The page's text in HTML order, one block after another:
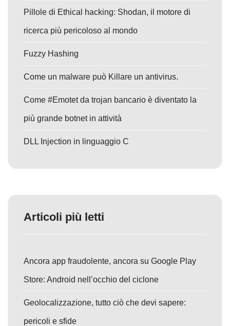
Pillole di Ethical hacking: Shodan, il motore di
ricerca più pericoloso al mondo
Fuzzy Hashing
Come un malware può Killare un antivirus.
Come #Emotet da trojan bancario è diventato la
più grande botnet in attività
DLL Injection in linguaggio C
Articoli più letti
Ancora app fraudolente, ancora su Google Play
Store: Android nell’occhio del ciclone
Geolocalizzazione, tutto ciò che devi sapere:
pericoli e sfide